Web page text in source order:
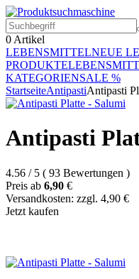
0 Artikel
LEBENSMITTELNEUE
PRODUKTE
KATEGORIENSALE %
StartseiteAntipastiAntipasti
Antipasti
4.56 / 5 ( 93 Bewertungen )
Preis ab 6,90 €
Versandkosten: zzgl. 4,90 €
Jetzt kaufen